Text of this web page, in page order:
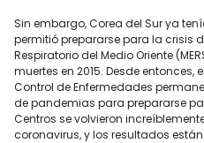
Sin embargo, Corea del Sur ya
permitió prepararse para la crisis
Respiratorio del Medio Oriente
muertes en 2015. Desde entonces,
Control de Enfermedades
de pandemias para prepararse
Centros se volvieron
coronavirus, y los resultados